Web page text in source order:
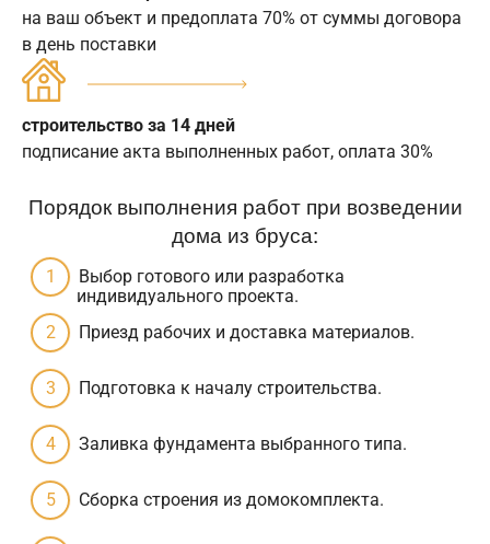
на ваш объект и предоплата 70% от суммы договора
в день поставки
строительство за 14 дней
подписание акта выполненных работ, оплата 30%
Порядок выполнения работ при возведении
дома из бруса:
Выбор готового или разработка
индивидуального проекта.
Приезд рабочих и доставка материалов.
Подготовка к началу строительства.
Заливка фундамента выбранного типа.
Сборка строения из домокомплекта.